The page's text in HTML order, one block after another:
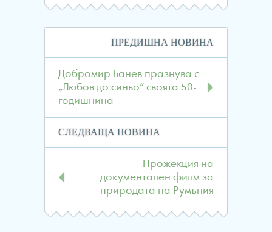
Навигация
в
публикациите
ПРЕДИШНА НОВИНА
Добромир Банев празнува с
„Любов до синьо“ своята 50-
годишнина
СЛЕДВАЩА НОВИНА
Прожекция на
документален филм за
природата на Румъния